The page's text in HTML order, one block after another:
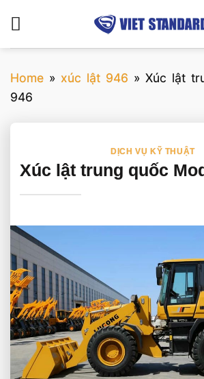
qua
nội
Home » xúc lật 946 »Xúc lật
946
DỊCH VỤ KỸ THUẬT
Xúc lật trung quốc